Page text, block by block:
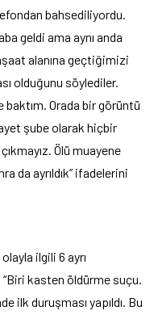
bahsediliyordu.
geldi ama aynı anda
alanına geçtiğimizi
olduğunu söylediler.
Orada bir görüntü
şube olarak hiçbir
Ölü muayene
da ayrıldık” ifadelerini
ilgili 6 ayrı
kasten öldürme suçu.
ilk duruşması yapıldı. Bu